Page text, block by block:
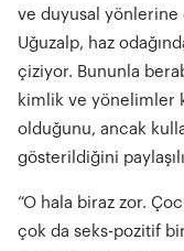
ve duyusal
Uğuzalp, haz
çiziyor. Bununla
kimlik ve yönelimler
olduğunu, ancak
gösterildiğini
“O hala biraz zor.
çok da seks-pozitif